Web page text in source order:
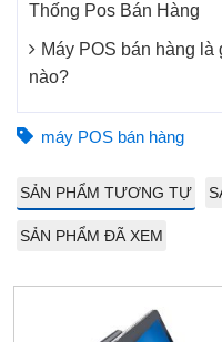
Thống Pos Bán Hàng
Máy POS bán hàng
nào?
máy POS bán hàng
SẢN PHẨM TƯƠNG TỰ
SẢN PHẨM ĐÃ XEM